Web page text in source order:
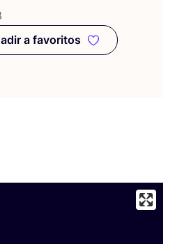
a favoritos
Añadir a favoritos